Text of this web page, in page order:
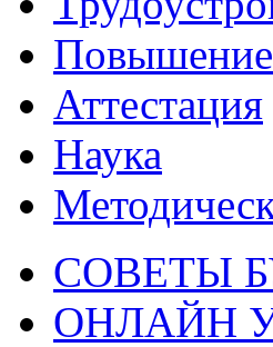
Аттестация
Наука
СОВЕТЫ
ОНЛАЙН